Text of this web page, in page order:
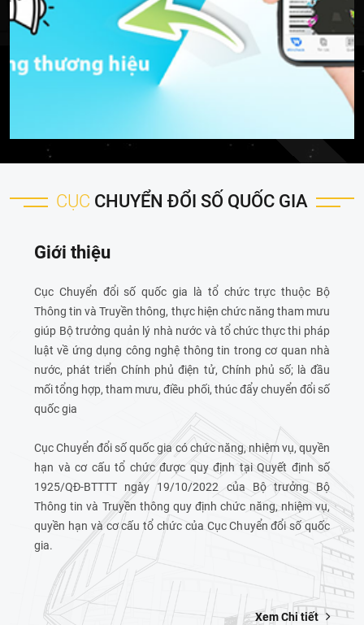
CỤC CHUYỂN ĐỔI SỐ QUỐC GIA
Giới thiệu
Cục Chuyển đổi số quốc gia là tổ chức trực thuộc Bộ
Thông tin và Truyền thông, thực hiện chức năng tham mưu
giúp Bộ trưởng quản lý nhà nước và tổ chức thực thi pháp
luật về ứng dụng công nghệ thông tin trong cơ quan nhà
nước, phát triển Chính phủ điện tử, Chính phủ số; là đầu
mối tổng hợp, tham mưu, điều phối, thúc đẩy chuyển đổi số
quốc gia
Cục Chuyển đổi số quốc gia có chức năng, nhiệm vụ, quyền
hạn và cơ cấu tổ chức được quy định tại Quyết định số
1925/QĐ-BTTTT ngày 19/10/2022 của Bộ trưởng Bộ
Thông tin và Truyền thông quy định chức năng, nhiệm vụ,
quyền hạn và cơ cấu tổ chức của Cục Chuyển đổi số quốc
gia.
Xem Chi tiết